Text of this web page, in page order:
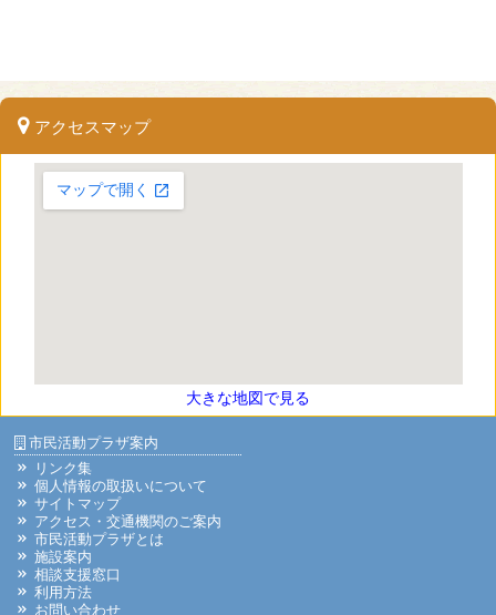
アクセスマップ
大きな地図で見る
市民活動プラザ案内
リンク集
個人情報の取扱いについて
サイトマップ
アクセス・交通機関のご案内
市民活動プラザとは
施設案内
相談支援窓口
利用方法
お問い合わせ